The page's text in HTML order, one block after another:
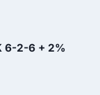
6-2-6 + 2%